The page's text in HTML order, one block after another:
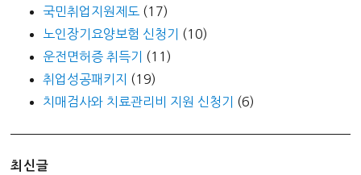
국민취업지원제도 (17)
노인장기요양보험 신청기
(10)
운전면허증 취득기
(11)
취업성공패키지
(19)
치매검사와 치료관리비 지원 신청기
(6)
최신글